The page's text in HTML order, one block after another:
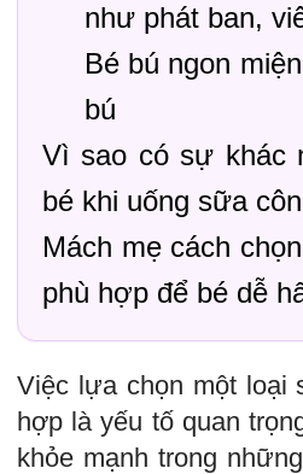
như phát ban,
Bé bú ngon
bú
Vì sao có sự khác
bé khi uống sữa
Mách mẹ cách
phù hợp để bé dễ
Việc lựa chọn một loại
hợp là yếu tố quan
khỏe mạnh trong